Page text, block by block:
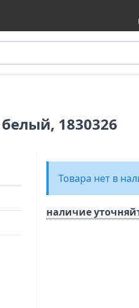
1830326
Товара нет в
наличие